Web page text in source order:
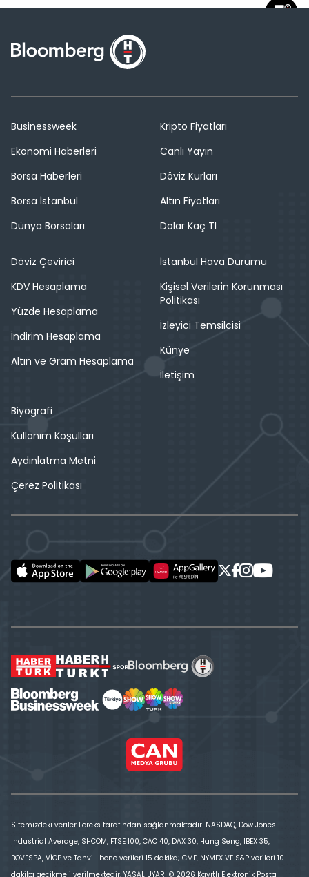
Businessweek
Ekonomi Haberleri
Borsa Haberleri
Borsa İstanbul
Dünya Borsaları
Kripto Fiyatları
Canlı Yayın
Döviz Kurları
Altın Fiyatları
Dolar Kaç Tl
Döviz Çevirici
KDV Hesaplama
Yüzde Hesaplama
İndirim Hesaplama
Altın ve Gram Hesaplama
İstanbul Hava Durumu
Kişisel Verilerin Korunması
Politikası
İzleyici Temsilcisi
Künye
İletişim
Biyografi
Kullanım Koşulları
Aydınlatma Metni
Çerez Politikası
Sitemizdeki veriler Foreks tarafından sağlanmaktadır. NASDAQ, Dow Jones
Industrial Average, SHCOM, FTSE 100, CAC 40, DAX 30, Hang Seng, IBEX 35,
BOVESPA, VİOP ve Tahvil-bono verileri 15 dakika; CME, NYMEX VE S&P verileri 10
dakika gecikmeli verilmektedir. YASAL UYARI © 2026 Kayıtlı Elektronik Posta